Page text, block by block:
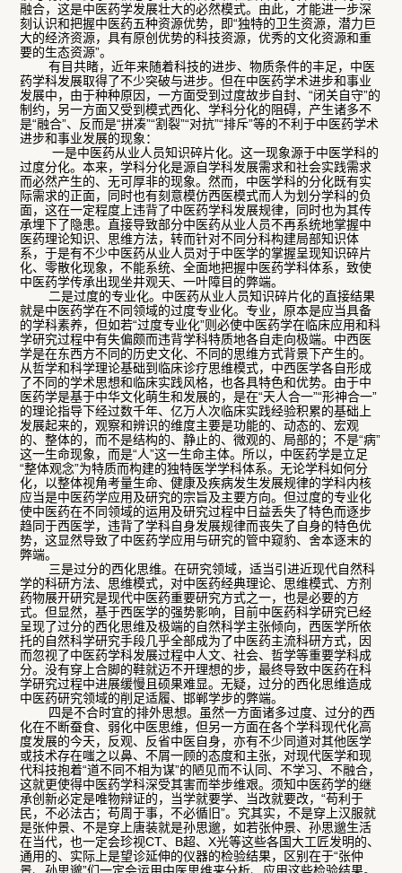
融合，这是中医药学发展壮大的必然模式。由此，才能进一步深
刻认识和把握中医药五种资源优势，即“独特的卫生资源，潜力巨
大的经济资源，具有原创优势的科技资源，优秀的文化资源和重
要的生态资源”。
有目共睹，近年来随着科技的进步、物质条件的丰足，中医
药学科发展取得了不少突破与进步。但在中医药学术进步和事业
发展中，由于种种原因，一方面受到过度故步自封、“闭关自守”的
制约，另一方面又受到模式西化、学科分化的阻碍，产生诸多不
是“融合”、反而是“拼凑”“割裂”“对抗”“排斥”等的不利于中医药学术
进步和事业发展的现象：
一是中医药从业人员知识碎片化。这一现象源于中医学科的
过度分化。本来，学科分化是源自学科发展需求和社会实践需求
而必然产生的、无可厚非的现象。然而，中医学科的分化既有实
际需求的正面，同时也有刻意模仿西医模式而人为划分学科的负
面，这在一定程度上违背了中医药学科发展规律，同时也为其传
承埋下了隐患。直接导致部分中医药从业人员不再系统地掌握中
医药理论知识、思维方法，转而针对不同分科构建局部知识体
系，于是有不少中医药从业人员对于中医学的掌握呈现知识碎片
化、零散化现象，不能系统、全面地把握中医药学科体系，致使
中医药学传承出现坐井观天、一叶障目的弊端。
二是过度的专业化。中医药从业人员知识碎片化的直接结果
就是中医药学在不同领域的过度专业化。专业，原本是应当具备
的学科素养，但如若“过度专业化”则必使中医药学在临床应用和科
学研究过程中有失偏颇而违背学科特质地各自走向极端。中西医
学是在东西方不同的历史文化、不同的思维方式背景下产生的。
从哲学和科学理论基础到临床诊疗思维模式，中西医学各自形成
了不同的学术思想和临床实践风格，也各具特色和优势。由于中
医药学是基于中华文化萌生和发展的，是在“天人合一”“形神合一”
的理论指导下经过数千年、亿万人次临床实践经验积累的基础上
发展起来的，观察和辨识的维度主要是功能的、动态的、宏观
的、整体的，而不是结构的、静止的、微观的、局部的；不是“病”
这一生命现象，而是“人”这一生命主体。所以，中医药学是立足
“整体观念”为特质而构建的独特医学学科体系。无论学科如何分
化，以整体视角考量生命、健康及疾病发生发展规律的学科内核
应当是中医药学应用及研究的宗旨及主要方向。但过度的专业化
使中医药在不同领域的运用及研究过程中日益丢失了特色而逐步
趋同于西医学，违背了学科自身发展规律而丧失了自身的特色优
势，这显然导致了中医药学应用与研究的管中窥豹、舍本逐末的
弊端。
三是过分的西化思维。在研究领域，适当引进近现代自然科
学的科研方法、思维模式，对中医药经典理论、思维模式、方剂
药物展开研究是现代中医药重要研究方式之一，也是必要的方
式。但显然，基于西医学的强势影响，目前中医药科学研究已经
呈现了过分的西化思维及极端的自然科学主张倾向，西医学所依
托的自然科学研究手段几乎全部成为了中医药主流科研方式，因
而忽视了中医药学科发展过程中人文、社会、哲学等重要学科成
分。没有穿上合脚的鞋就迈不开理想的步，最终导致中医药在科
学研究过程中进展缓慢且硕果难显。无疑，过分的西化思维造成
中医药研究领域的削足适履、邯郸学步的弊端。
四是不合时宜的排外思想。虽然一方面诸多过度、过分的西
化在不断蚕食、弱化中医思维，但另一方面在各个学科现代化高
度发展的今天，反观、反省中医自身，亦有不少同道对其他医学
或技术存在嗤之以鼻、不屑一顾的态度和主张，对现代医学和现
代科技抱着“道不同不相为谋”的陋见而不认同、不学习、不融合，
这就更使得中医药学科深受其害而举步维艰。须知中医药学的继
承创新必定是唯物辩证的，当学就要学、当改就要改，“苟利于
民，不必法古；苟周于事，不必循旧”。究其实，不是穿上汉服就
是张仲景、不是穿上唐装就是孙思邈，如若张仲景、孙思邈生活
在当代，也一定会珍视CT、B超、X光等这些各国大工匠发明的、
通用的、实际上是望诊延伸的仪器的检验结果，区别在于“张仲
景、孙思邈”们一定会运用中医思维来分析、应用这些检验结果。